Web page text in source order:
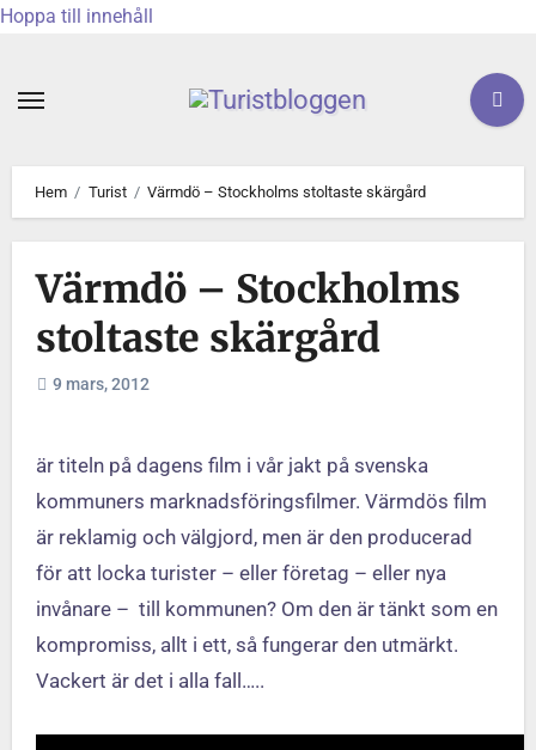
Hoppa till innehåll
Hem Turist Värmdö – Stockholms stoltaste skärgård
Värmdö – Stockholms
stoltaste skärgård
9 mars, 2012
är titeln på dagens film i vår jakt på svenska
kommuners marknadsföringsfilmer. Värmdös film
är reklamig och välgjord, men är den producerad
för att locka turister – eller företag – eller nya
invånare – till kommunen? Om den är tänkt som en
kompromiss, allt i ett, så fungerar den utmärkt.
Vackert är det i alla fall…..